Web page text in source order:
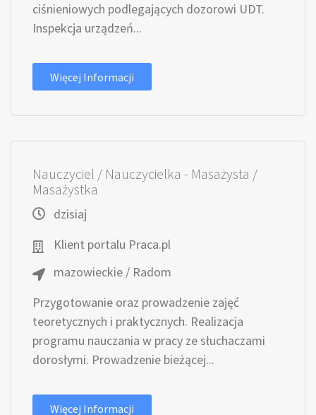
ciśnieniowych podlegających dozorowi UDT.
Inspekcja urządzeń...
Więcej Informacji
Nauczyciel / Nauczycielka - Masażysta /
Masażystka
dzisiaj
Klient portalu Praca.pl
mazowieckie / Radom
Przygotowanie oraz prowadzenie zajęć
teoretycznych i praktycznych. Realizacja
programu nauczania w pracy ze słuchaczami
dorosłymi. Prowadzenie bieżącej...
Więcej Informacji